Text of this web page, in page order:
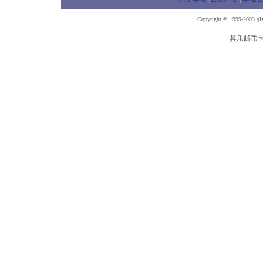
Copyright © 1999-2003
其乐邮币